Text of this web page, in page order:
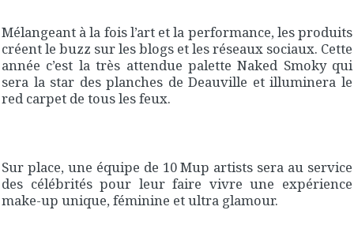
Mélangeant à la fois l’art et la performance, les produits
créent le buzz sur les blogs et les réseaux sociaux. Cette
année c’est la très attendue palette Naked Smoky qui
sera la star des planches de Deauville et illuminera le
red carpet de tous les feux.
Sur place, une équipe de 10 Mup artists sera au service
des célébrités pour leur faire vivre une expérience
make-up unique, féminine et ultra glamour.